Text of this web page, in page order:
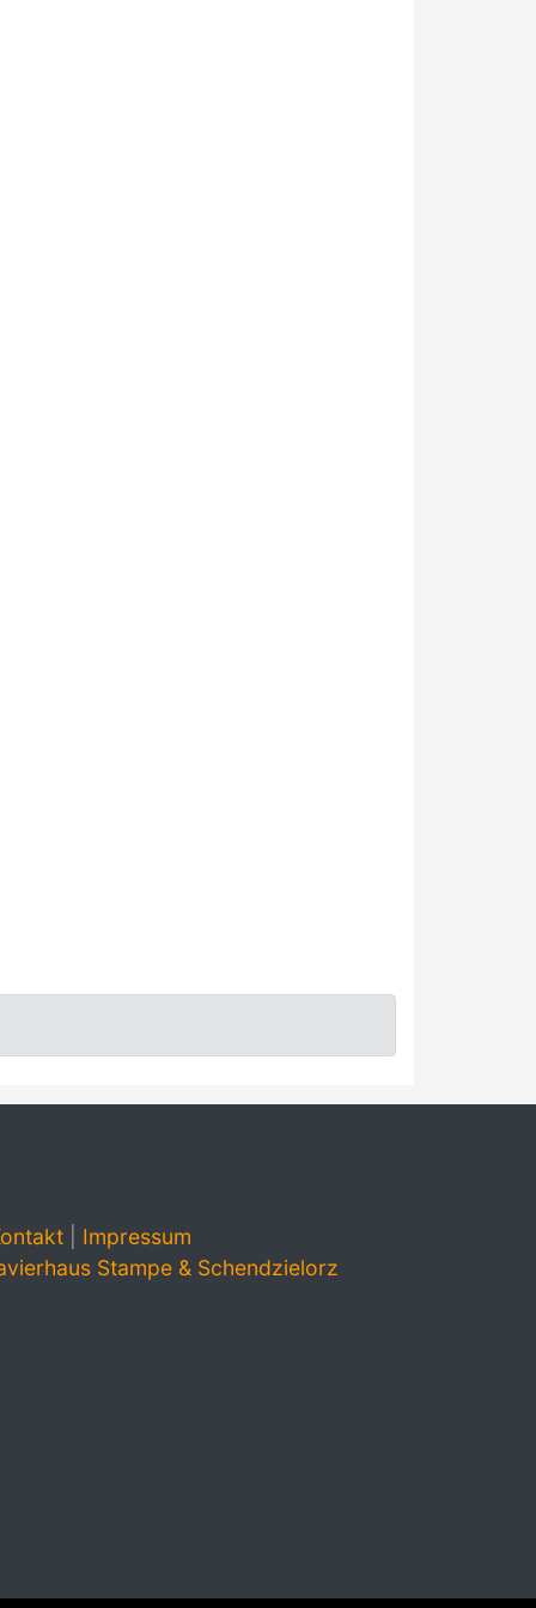
| Impressum
Stampe & Schendzielorz